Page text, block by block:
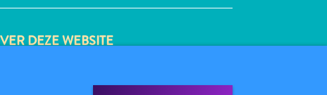
✕
DEZE WEBSITE